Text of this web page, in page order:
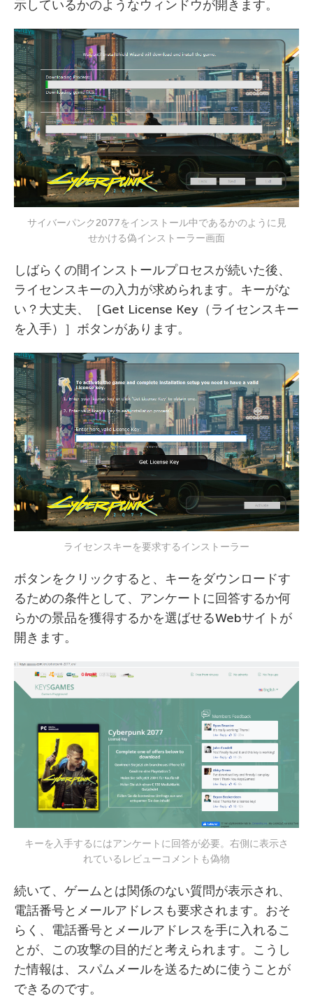
示しているかのようなウィンドウが開きます。
サイバーパンク2077をインストール中であるかのように見
せかける偽インストーラー画面
しばらくの間インストールプロセスが続いた後、
ライセンスキーの入力が求められます。キーがな
い？大丈夫、［Get License Key（ライセンスキー
を入手）］ボタンがあります。
ライセンスキーを要求するインストーラー
ボタンをクリックすると、キーをダウンロードす
るための条件として、アンケートに回答するか何
らかの景品を獲得するかを選ばせるWebサイトが
開きます。
キーを入手するにはアンケートに回答が必要。右側に表示さ
れているレビューコメントも偽物
続いて、ゲームとは関係のない質問が表示され、
電話番号とメールアドレスも要求されます。おそ
らく、電話番号とメールアドレスを手に入れるこ
とが、この攻撃の目的だと考えられます。こうし
た情報は、スパムメールを送るために使うことが
できるのです。